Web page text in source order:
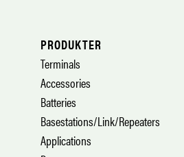
PRODUKTER
Terminals
Accessories
Batteries
Basestations/Link/Repeaters
Applications